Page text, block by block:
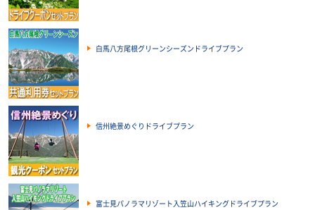
白馬八方尾根グリーンシーズンドライブプラン
信州絶景めぐりドライブプラン
富士見パノラマリゾート入笠山ハイキングドライブプラン